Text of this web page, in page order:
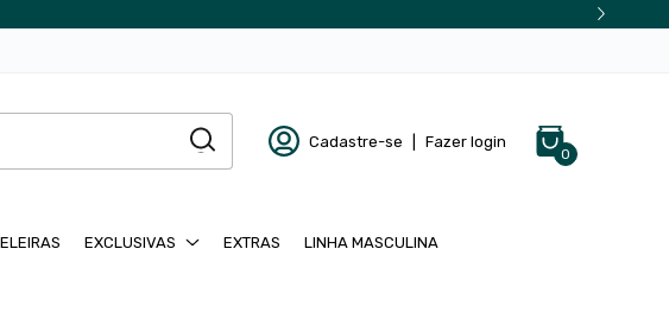
Cadastre-se Fazer login
0
EXCLUSIVAS EXTRAS LINHA MASCULINA